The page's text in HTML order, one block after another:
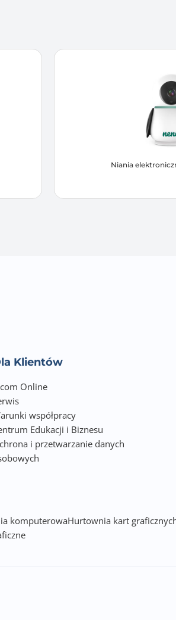
Niania
Klientów
Online
współpracy
Edukacji i Biznesu
i przetwarzanie danych
komputerowaHurtownia kart